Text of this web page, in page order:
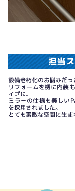
担当
設備老朽化のお悩みだっ
リフォームを機に内装
イプに。
ミラーの仕様も美しい
を採用されました。
とても素敵な空間に生ま